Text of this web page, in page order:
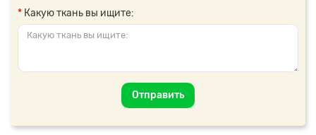
Какую ткань вы ищите:
Отправить